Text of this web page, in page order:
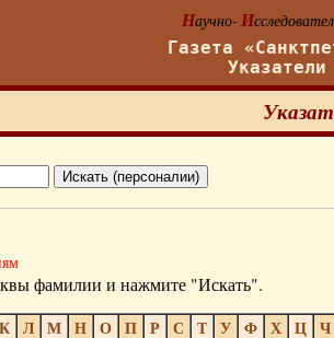
Научно- И
Газета
фамилии и нажмите "Искать".
К Л М Н О П Р С Т У Ф Х Ц Ч